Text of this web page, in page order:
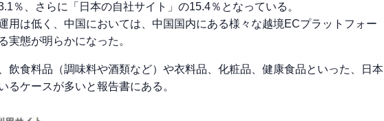
％、さらに「日本の自社サイト」の15.4％となっている。
用は低く、中国においては、中国国内にある様々な越境ECプラットフォー
実態が明らかになった。
飲食料品（調味料や酒類など）や衣料品、化粧品、健康食品といった、日本
るケースが多いと報告書にある。